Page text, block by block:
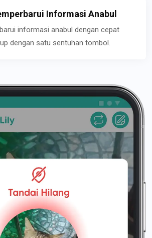
Informasi Anabul
informasi anabul dengan cepat
dengan satu sentuhan tombol.